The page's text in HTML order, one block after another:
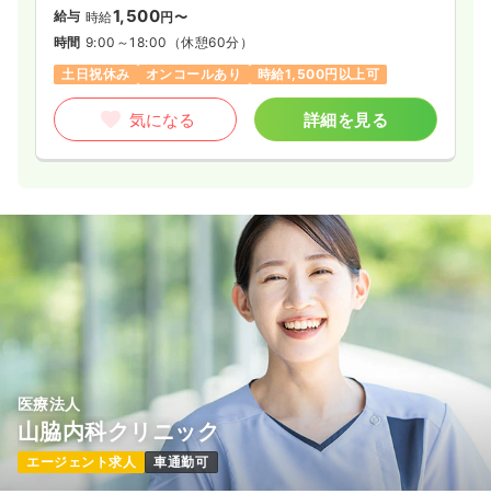
給与 時給1,500円〜
時間 9:00～18:00 （休憩60分）
土日祝休み
オンコールあり 時給1,500円以上可
気になる 詳細を見る
医療法人
山脇内科クリニック
エージェント求人 車通勤可